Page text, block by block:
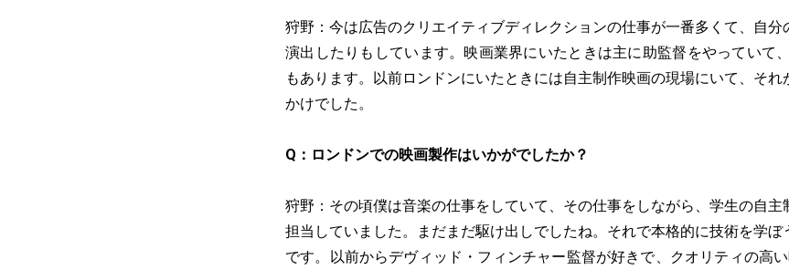
狩野：今は広告のクリエイティブディレクションの仕事が一番多くて、自
演出したりもしています。映画業界にいたときは主に助監督をやっていて
もあります。以前ロンドンにいたときには自主制作映画の現場にいて、それ
かけでした。
Q：ロンドンでの映画製作はいかがでしたか？
狩野：その頃僕は音楽の仕事をしていて、その仕事をしながら、学生の自主
担当していました。まだまだ駆け出しでしたね。それで本格的に技術を学ぼ
です。以前からデヴィッド・フィンチャー監督が好きで、クオリティの高